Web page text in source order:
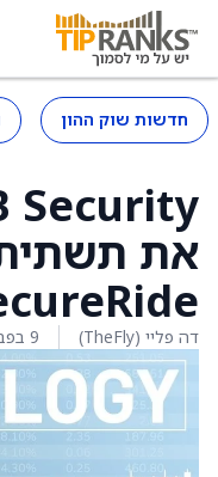
חדשות שוק ההון
את
דה פליי (TheFly) 9 בפברואר 2026